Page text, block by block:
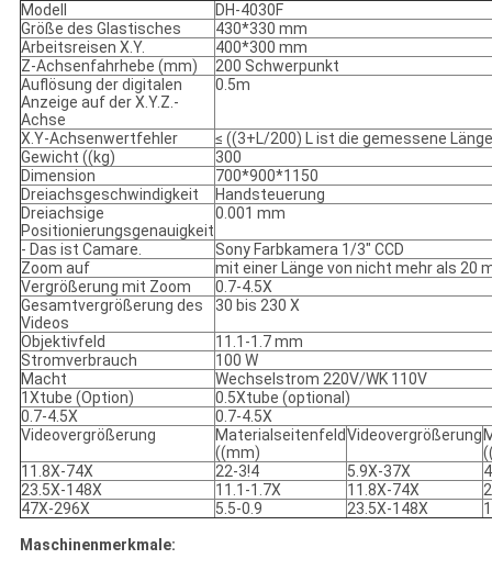
Modell
DH-4030F
Größe des Glastisches
430*330 mm
Arbeitsreisen X.Y.
400*300 mm
Z-Achsenfahrhebe (mm)
200 Schwerpunkt
Auflösung der digitalen
Anzeige auf der X.Y.Z.-
Achse
0.5m
X.Y-Achsenwertfehler
≤ ((3+L/200) L ist die gemessene
Gewicht ((kg)
300
Dimension
700*900*1150
Dreiachsgeschwindigkeit
Handsteuerung
Dreiachsige
Positionierungsgenauigkeit
0.001 mm
- Das ist Camare.
Sony Farbkamera 1/3" CCD
Zoom auf
mit einer Länge von nicht mehr als 20
Vergrößerung mit Zoom
0.7-4.5X
Gesamtvergrößerung des
Videos
30 bis 230 X
Objektivfeld
11.1-1.7 mm
Stromverbrauch
100 W
Macht
Wechselstrom 220V/WK 110V
1Xtube (Option)
0.5Xtube (optional)
0.7-4.5X
0.7-4.5X
Videovergrößerung
Materialseitenfeld
((mm)
Videovergrößerung
11.8X-74X
22-3!4 5.9X-37X
23.5X-148X
11.1-1.7X 11.8X-74X
47X-296X
5.5-0.9 23.5X-148X
Maschinenmerkmale: